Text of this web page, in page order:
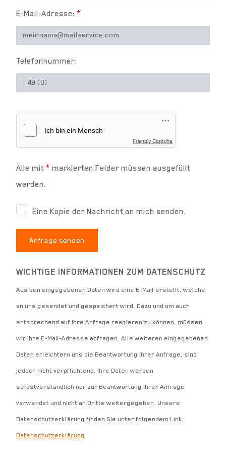
E-Mail-Adresse: *
Telefonnummer:
Friendly Captcha
Alle mit * markierten Felder müssen ausgefüllt
werden.
Eine Kopie der Nachricht an mich senden.
Anfrage senden
WICHTIGE INFORMATIONEN ZUM DATENSCHUTZ
Aus den eingegebenen Daten wird eine E-Mail erstellt, welche
an uns gesendet und gespeichert wird. Dazu und um auch
entsprechend auf Ihre Anfrage reagieren zu können, müssen
wir Ihre E-Mail-Adresse abfragen. Alle weiteren eingegebenen
Daten erleichtern uns die Beantwortung ihrer Anfrage, sind
jedoch nicht verpflichtend. Ihre Daten werden
selbstverständlich nur zur Beantwortung Ihrer Anfrage
verwendet und nicht an Dritte weitergegeben. Unsere
Datenschutzerklärung finden Sie unter folgendem Link:
Datenschutzerklärung